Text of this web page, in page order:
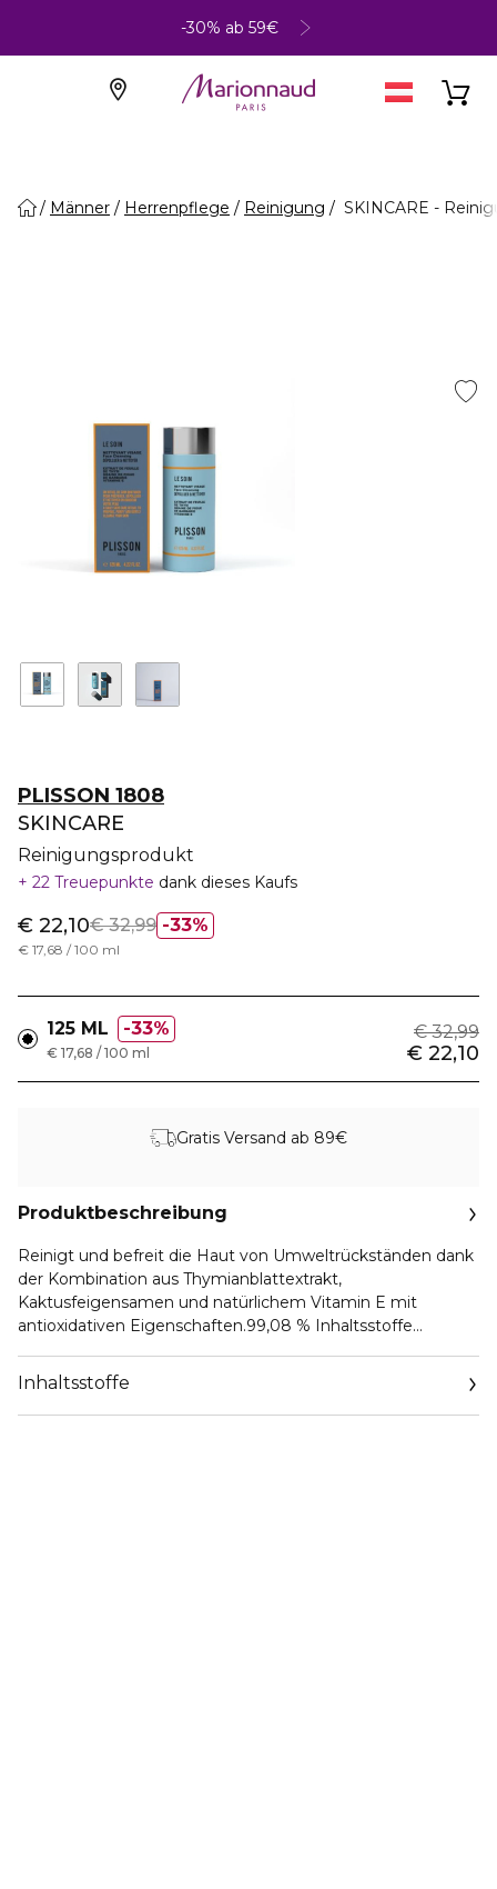
-30% ab 59€
Männer Herrenpflege Reinigung SKINCARE -
PLISSON 1808
SKINCARE
Reinigungsprodukt
22 Treuepunkte dank dieses Kaufs
33%
€ 22,10€ 32,99
€ 17,68 / 100 ml
125 ML 33% € 32,99
€ 22,10
€ 17,68 / 100 ml
Gratis Versand ab 89€
Produktbeschreibung
Reinigt und befreit die Haut von Umweltrückständen dank
der Kombination aus Thymianblattextrakt,
Kaktusfeigensamen und natürlichem Vitamin E mit
antioxidativen Eigenschaften.99,08 % Inhaltsstoffe
Inhaltsstoffe